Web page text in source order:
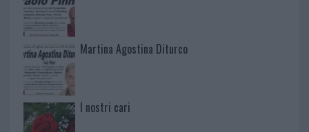
Martina Agostina Diturco
I nostri cari